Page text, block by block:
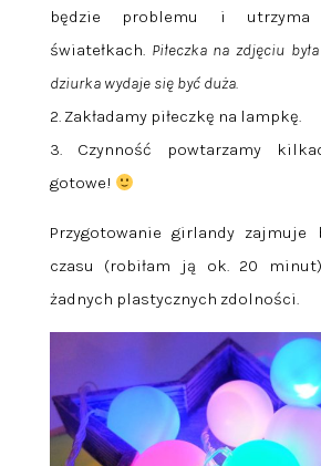
będzie problemu i
światełkach. Piłeczka na zdjęciu
dziurka wydaje się być duża.
2. Zakładamy piłeczkę na lampkę.
3. Czynność powtarzamy
gotowe!
Przygotowanie girlandy zajmuje
czasu (robiłam ją ok. 20
żadnych plastycznych zdolności.